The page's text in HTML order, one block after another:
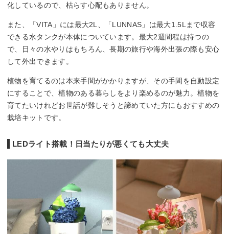
化しているので、枯らす心配もありません。
また、「VITA」には最大2L、「LUNNAS」は最大1.5Lまで収容
できる水タンクが本体についています。最大2週間程は持つの
で、日々の水やりはもちろん、長期の旅行や海外出張の際も安心
して外出できます。
植物を育てるのは本来手間がかかりますが、その手間を自動設定
にすることで、植物のある暮らしをより楽めるのが魅力。植物を
育てたいけれどお世話が難しそうと諦めていた方にもおすすめの
栽培キットです。
LEDライト搭載！日当たりが悪くても大丈夫